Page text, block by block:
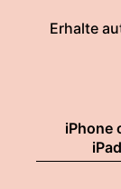
Erhalte
iPhone
iPad